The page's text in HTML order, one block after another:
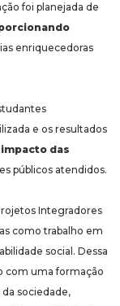
foi planejada de
enriquecedoras
e os resultados
das
públicos atendidos.
Integradores
como trabalho em
social. Dessa
com uma formação
sociedade,